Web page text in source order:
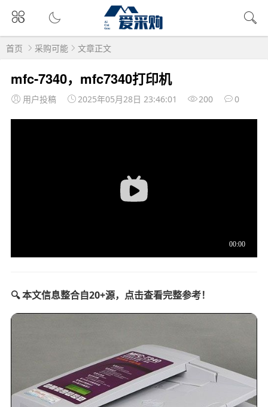
首页 采购可能 文章正文
mfc-7340，mfc7340打印机
用户投稿 2025年05月28日 23:46:01 200 0
🔍 本文信息整合自20+源，点击查看完整参考！